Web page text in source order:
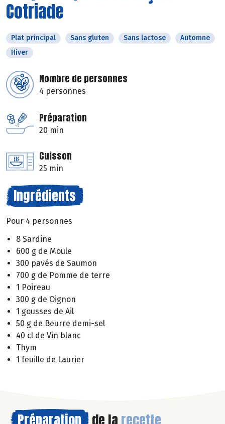
Cotriade
Plat principal Sans gluten Sans lactose
Automne
Hiver
Nombre de personnes
4 personnes
Préparation
20 min
Cuisson
25 min
Ingrédients
Pour 4 personnes
8 Sardine
600 g de Moule
300 pavés de Saumon
700 g de Pomme de terre
1 Poireau
300 g de Oignon
1 gousses de Ail
50 g de Beurre demi-sel
40 cl de Vin blanc
Thym
1 feuille de Laurier